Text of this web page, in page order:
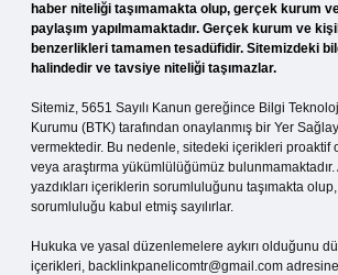
haber niteliği taşımamakta olup, gerçek kurum
paylaşım yapılmamaktadır. Gerçek kurum ve
benzerlikleri tamamen tesadüfidir. Sitemizdeki
halindedir ve tavsiye niteliği taşımazlar.
Sitemiz, 5651 Sayılı Kanun gereğince Bilgi
Kurumu (BTK) tarafından onaylanmış bir Yer
vermektedir. Bu nedenle, sitedeki içerikleri proaktif
veya araştırma yükümlülüğümüz
yazdıkları içeriklerin sorumluluğunu taşımakta
sorumluluğu kabul etmiş sayılırlar.
Hukuka ve yasal düzenlemelere aykırı olduğunu
içerikleri, backlinkpanelicomtr@gmail.com